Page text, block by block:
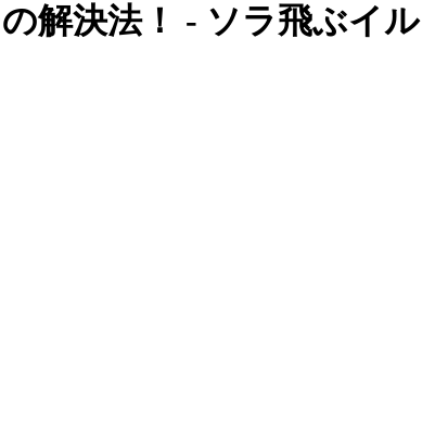
解決法！ - ソラ飛ぶイル